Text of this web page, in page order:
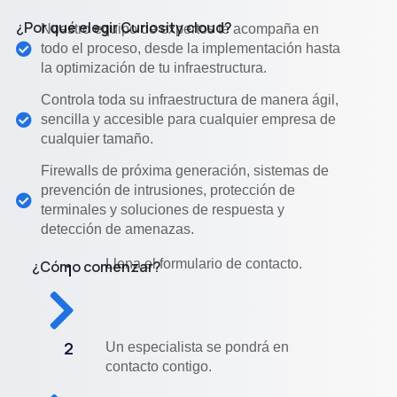
¿Por qué elegir Curiosity cloud?
Nuestro equipo de expertos te acompaña en
todo el proceso, desde la implementación hasta
la optimización de tu infraestructura.
Controla toda su infraestructura de manera ágil,
sencilla y accesible para cualquier empresa de
cualquier tamaño.
Firewalls de próxima generación, sistemas de
prevención de intrusiones, protección de
terminales y soluciones de respuesta y
detección de amenazas.
¿Cómo comenzar?
1 Llena el formulario de contacto.
2
Un especialista se pondrá en
contacto contigo.